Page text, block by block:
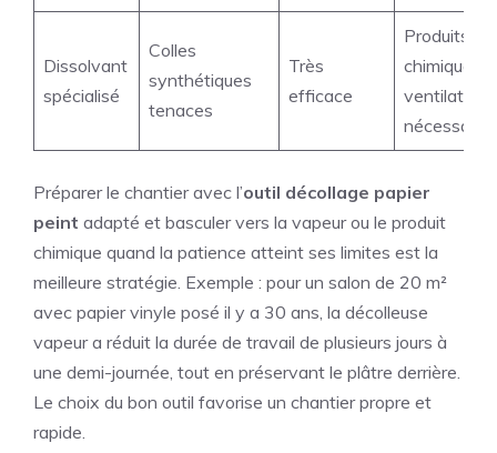
Dissolvant
spécialisé
Colles
synthétiques
tenaces
Très
efficace
Produits
chimiques,
ventilation
nécessaire
Préparer le chantier avec l’outil décollage papier
peint adapté et basculer vers la vapeur ou le produit
chimique quand la patience atteint ses limites est la
meilleure stratégie. Exemple : pour un salon de 20 m²
avec papier vinyle posé il y a 30 ans, la décolleuse
vapeur a réduit la durée de travail de plusieurs jours à
une demi-journée, tout en préservant le plâtre derrière.
Le choix du bon outil favorise un chantier propre et
rapide.